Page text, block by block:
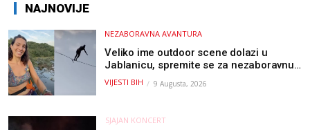
NAJNOVIJE
NEZABORAVNA AVANTURA
Veliko ime outdoor scene dolazi u
Jablanicu, spremite se za nezaboravnu
avanturu (VIDEO) !
VIJESTI BIH 9 Augusta, 2026
SJAJAN KONCERT